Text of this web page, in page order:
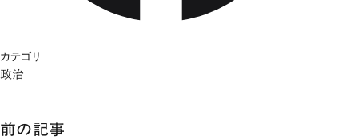
カテゴリ
政治
前の記事